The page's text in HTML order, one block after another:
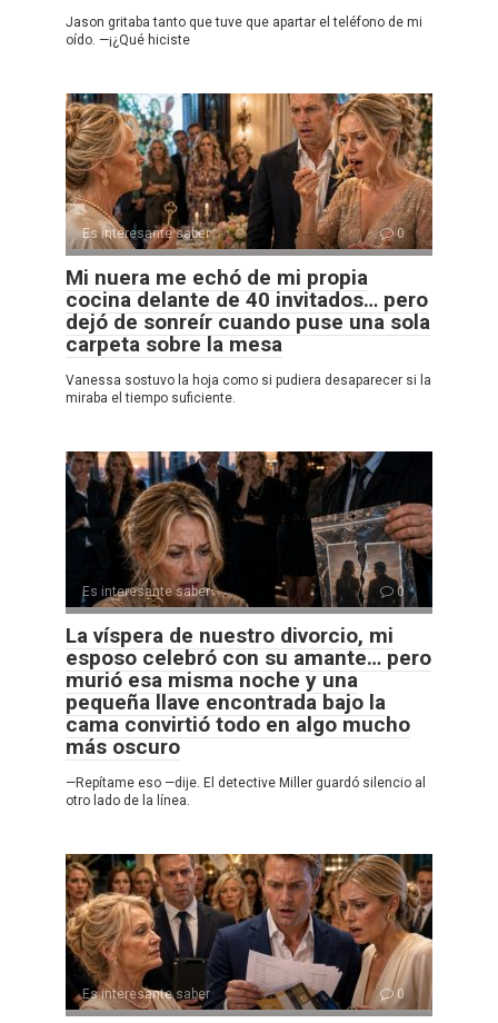
Jason gritaba tanto que tuve que apartar el teléfono de mi
oído. —¡¿Qué hiciste
Es interesante saber 0
Mi nuera me echó de mi propia
cocina delante de 40 invitados… pero
dejó de sonreír cuando puse una sola
carpeta sobre la mesa
Vanessa sostuvo la hoja como si pudiera desaparecer si la
miraba el tiempo suficiente.
Es interesante saber 0
La víspera de nuestro divorcio, mi
esposo celebró con su amante… pero
murió esa misma noche y una
pequeña llave encontrada bajo la
cama convirtió todo en algo mucho
más oscuro
—Repítame eso —dije. El detective Miller guardó silencio al
otro lado de la línea.
Es interesante saber 0